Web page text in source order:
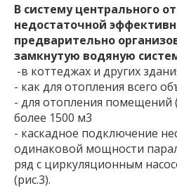
В систему центрального
недостаточной
предварительно
замкнутую водяную
-в коттеджах и других
- как для отопления всего
- для отопления помещений
более 1500 м3
- каскадное подключение
одинаковой мощности
ряд с циркуляционным
(рис.3).